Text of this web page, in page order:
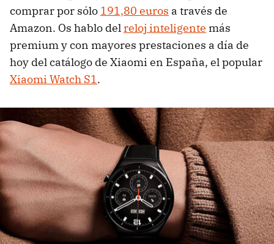
comprar por sólo 191,80 euros a través de
Amazon. Os hablo delreloj inteligente más
premium y con mayores prestaciones a día de
hoy del catálogo de Xiaomi en España, el popular
Xiaomi Watch S1.